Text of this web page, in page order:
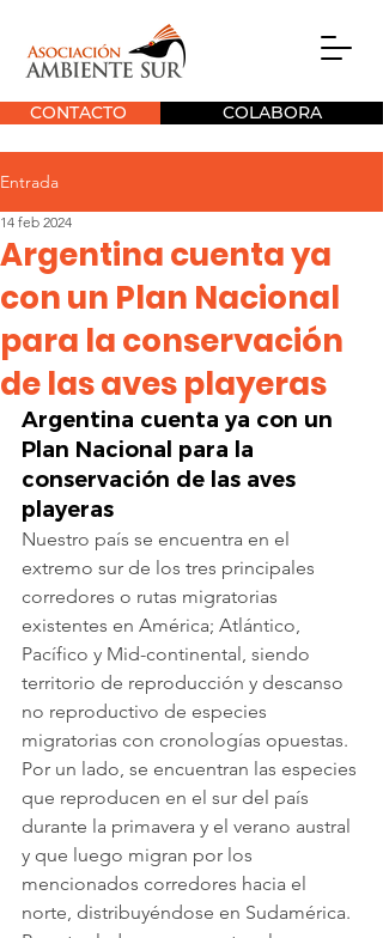
CONTACTO COLABORA
Entrada
Argentina cuenta ya
con un Plan Nacional
para la conservación
de las aves playeras
14 feb 2024
Argentina cuenta ya con un
Plan Nacional para la
conservación de las aves
playeras
Nuestro país se encuentra en el
extremo sur de los tres principales
corredores o rutas migratorias
existentes en América; Atlántico,
Pacífico y Mid-continental, siendo
territorio de reproducción y descanso
no reproductivo de especies
migratorias con cronologías opuestas.
Por un lado, se encuentran las especies
que reproducen en el sur del país
durante la primavera y el verano austral
y que luego migran por los
mencionados corredores hacia el
norte, distribuyéndose en Sudamérica.